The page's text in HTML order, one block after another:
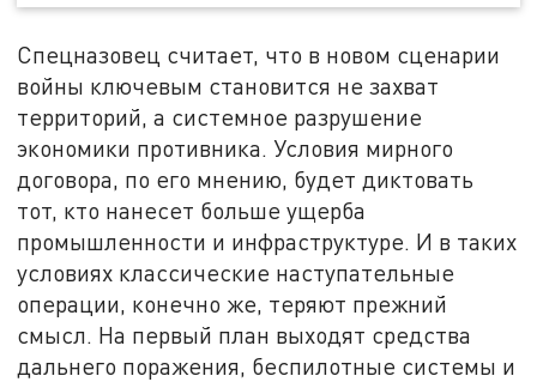
Спецназовец считает, что в новом сценарии
войны ключевым становится не захват
территорий, а системное разрушение
экономики противника. Условия мирного
договора, по его мнению, будет диктовать
тот, кто нанесет больше ущерба
промышленности и инфраструктуре. И в таких
условиях классические наступательные
операции, конечно же, теряют прежний
смысл. На первый план выходят средства
дальнего поражения, беспилотные системы и